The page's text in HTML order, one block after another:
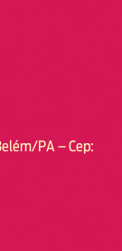
PA – Cep: